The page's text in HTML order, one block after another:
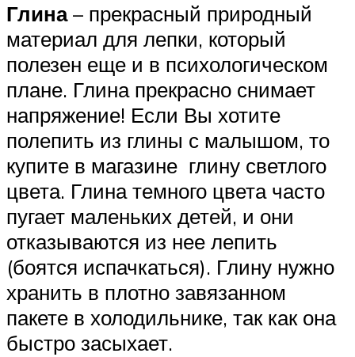
Глина– прекрасный природный
материал для лепки, который
полезен еще и в психологическом
плане. Глина прекрасно снимает
напряжение! Если Вы хотите
полепить из глины с малышом, то
купите в магазине глину светлого
цвета. Глина темного цвета часто
пугает маленьких детей, и они
отказываются из нее лепить
(боятся испачкаться). Глину нужно
хранить в плотно завязанном
пакете в холодильнике, так как она
быстро засыхает.